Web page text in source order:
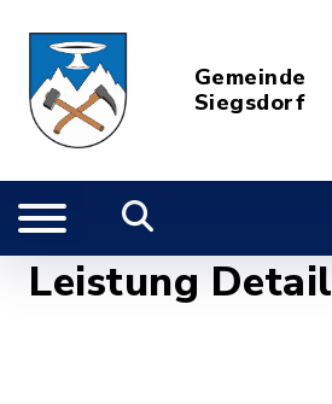
Gemeinde
Siegsdorf
Leistung Detail